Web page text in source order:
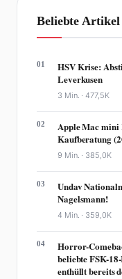
Beliebte Artikel
01
HSV Krise:
Leverkusen
3 Min. ·477,5K
02
Apple Mac mini
Kaufberatung
9 Min. · 385,0K
03
Undav
Nagelsmann!
4 Min. · 359,0K
04
Horror-
beliebte FSK-
enthüllt bereits